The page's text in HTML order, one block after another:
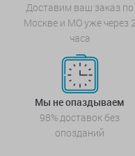
Доставим ваш заказ по
Москве и МО уже через 2
часа
Мы не опаздываем
98% доставок без
опозданий